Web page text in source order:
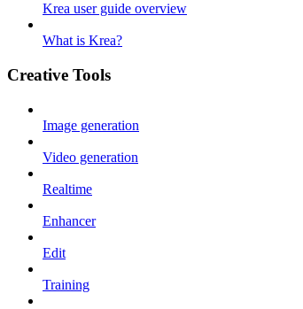
Krea user guide overview
What is Krea?
Creative Tools
Image generation
Video generation
Realtime
Enhancer
Edit
Training